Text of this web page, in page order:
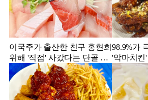
이국주가 출산한 친구 홍현희
위해 '직접' 사갔다는 단골 횟
집
98.9%가
'악마치킨
의 실물